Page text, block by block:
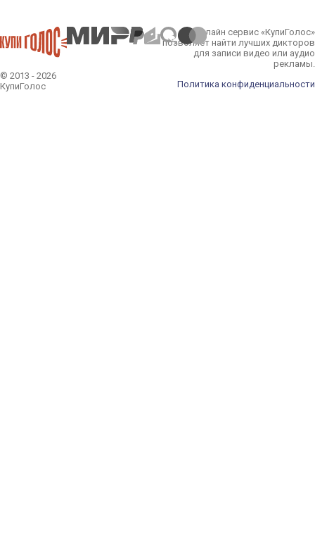
© 2013 - 2026
КупиГолос
Онлайн сервис «КупиГолос»
позволяет найти лучших дикторов
для записи видео или аудио
рекламы.
Политика конфиденциальности